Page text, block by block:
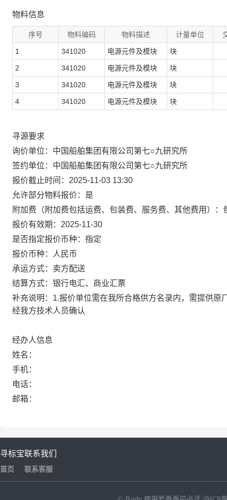
物料信息
序号 物料编码 物料描述 计量单位
1 341020 电源元件及模块 块
2 341020 电源元件及模块 块
3 341020 电源元件及模块 块
4 341020 电源元件及模块 块
寻源要求
询价单位：中国船舶集团有限公司第七○九研究所
签约单位：中国船舶集团有限公司第七○九研究所
报价截止时间：2025-11-03 13:30
允许部分物料报价：是
附加费（附加费包括运费、包装费、服务费、其他费用）：
报价有效期：2025-11-30
是否指定报价币种：指定
报价币种：人民币
承运方式：卖方配送
结算方式：银行电汇、商业汇票
补充说明：1.报价单位需在我所合格供方名录内，需提供
经我方技术人员确认
经办人信息
姓名：
手机：
电话：
邮箱：
寻标宝
首页
联系我们
联系客服